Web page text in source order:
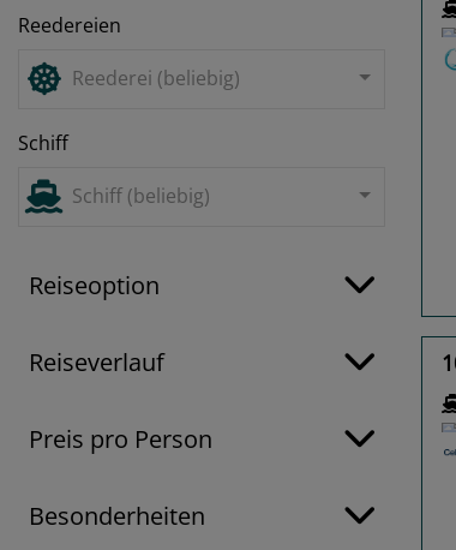
Reedereien
Reederei (beliebig)
Schiff
Schiff (beliebig)
Reiseoption
Reiseverlauf
Preis pro Person
Besonderheiten